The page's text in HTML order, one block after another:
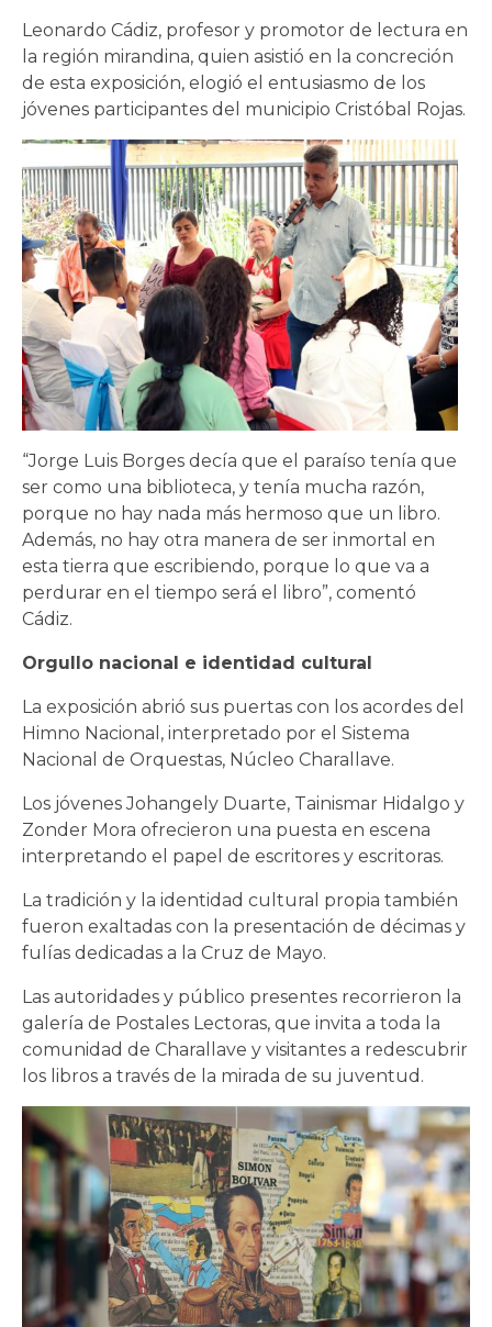
Leonardo Cádiz, profesor y promotor de lectura en
la región mirandina, quien asistió en la concreción
de esta exposición, elogió el entusiasmo de los
jóvenes participantes del municipio Cristóbal Rojas.
“Jorge Luis Borges decía que el paraíso tenía que
ser como una biblioteca, y tenía mucha razón,
porque no hay nada más hermoso que un libro.
Además, no hay otra manera de ser inmortal en
esta tierra que escribiendo, porque lo que va a
perdurar en el tiempo será el libro”, comentó
Cádiz.
Orgullo nacional e identidad cultural
La exposición abrió sus puertas con los acordes del
Himno Nacional, interpretado por el Sistema
Nacional de Orquestas, Núcleo Charallave.
Los jóvenes Johangely Duarte, Tainismar Hidalgo y
Zonder Mora ofrecieron una puesta en escena
interpretando el papel de escritores y escritoras.
La tradición y la identidad cultural propia también
fueron exaltadas con la presentación de décimas y
fulías dedicadas a la Cruz de Mayo.
Las autoridades y público presentes recorrieron la
galería de Postales Lectoras, que invita a toda la
comunidad de Charallave y visitantes a redescubrir
los libros a través de la mirada de su juventud.